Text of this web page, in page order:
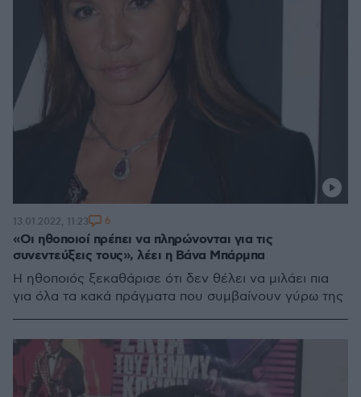
«Οι ηθοποιοί πρέπει να πληρώνονται για τις
συνεντεύξεις τους», λέει η Βάνα Μπάρμπα
Η ηθοποιός ξεκαθάρισε ότι δεν θέλει να μιλάει πια
για όλα τα κακά πράγματα που συμβαίνουν γύρω της
13.01.2022, 11:23 6